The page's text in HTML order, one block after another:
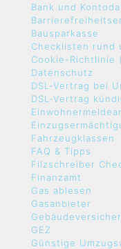
Bank und
Bausparkasse
Checklisten rund
Cookie-Richtlinie
Datenschutz
DSL-Vertrag bei
DSL-Vertrag
Fahrzeugklassen
FAQ & Tipps
Filzschreiber
Finanzamt
Gas ablesen
Gasanbieter
GEZ
Günstige